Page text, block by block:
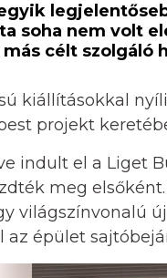
soha nem volt
célt szolgáló
kiállításokkal
projekt
indult el a Liget
meg
világszínvonalú
az épület